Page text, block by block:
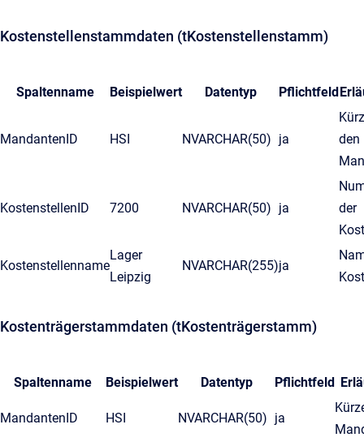
Kostenstellenstammdaten (tKostenstellenstamm)
Spaltenname Beispielwert Datentyp Pflichtfeld
MandantenID HSI NVARCHAR(50) ja
den
KostenstellenID 7200 NVARCHAR(50) ja
der
Kostenstellenname
Lager
Leipzig
NVARCHAR(255)ja
Kostenträgerstammdaten (tKostenträgerstamm)
Spaltenname Beispielwert Datentyp Pflichtfeld
MandantenID HSI NVARCHAR(50) ja